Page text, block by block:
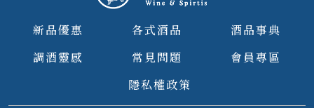
新品優惠 各式酒品
酒品事典
調酒靈感
常見問題
會員專區
隱私權政策